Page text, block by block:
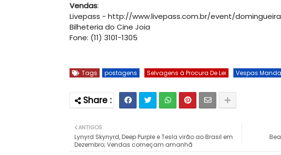
Vendas:
Livepass - http://www.livepass.com.br/event/
Bilheteria do Cine Joia
Fone: (11) 3101-1305
Tags postagens Selvagens à Procura De Lei Vespas
ANTIGOS
Lynyrd Skynyrd, Deep Purple e Tesla virão ao Brasil em
Dezembro; Vendas começam amanhã